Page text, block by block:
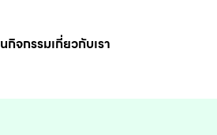
กิจกรรมเกี่ยวกับเรา